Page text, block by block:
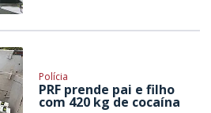
Polícia
PRF prende pai e filho
com 420 kg de cocaína